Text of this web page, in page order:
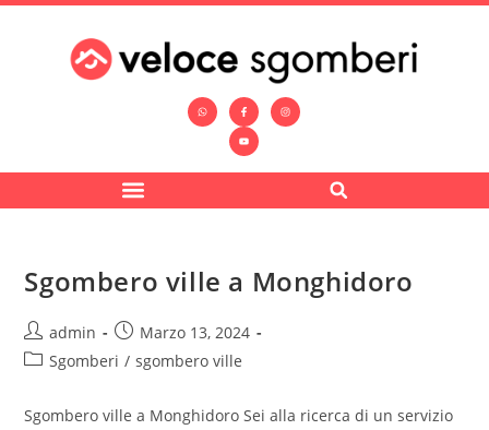
Sgombero ville a Monghidoro
admin
Marzo 13, 2024
Sgomberi / sgombero ville
Sgombero ville a Monghidoro Sei alla ricerca di un servizio